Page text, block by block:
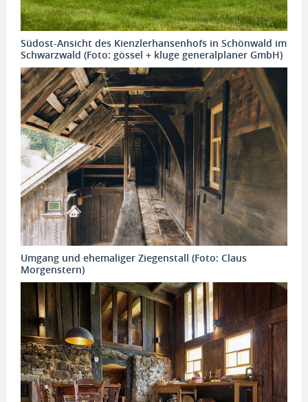
Südost-Ansicht des Kienzlerhansenhofs in Schönwald im
Schwarzwald (Foto: gössel + kluge generalplaner GmbH)
Umgang und ehemaliger Ziegenstall (Foto: Claus
Morgenstern)